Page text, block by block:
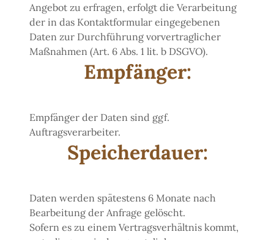
Angebot zu erfragen, erfolgt die Verarbeitung
der in das Kontaktformular eingegebenen
Daten zur Durchführung vorvertraglicher
Maßnahmen (Art. 6 Abs. 1 lit. b DSGVO).
Empfänger:
Empfänger der Daten sind ggf.
Auftragsverarbeiter.
Speicherdauer:
Daten werden spätestens 6 Monate nach
Bearbeitung der Anfrage gelöscht.
Sofern es zu einem Vertragsverhältnis kommt,